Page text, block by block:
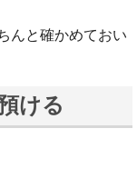
んと確かめておい
ける